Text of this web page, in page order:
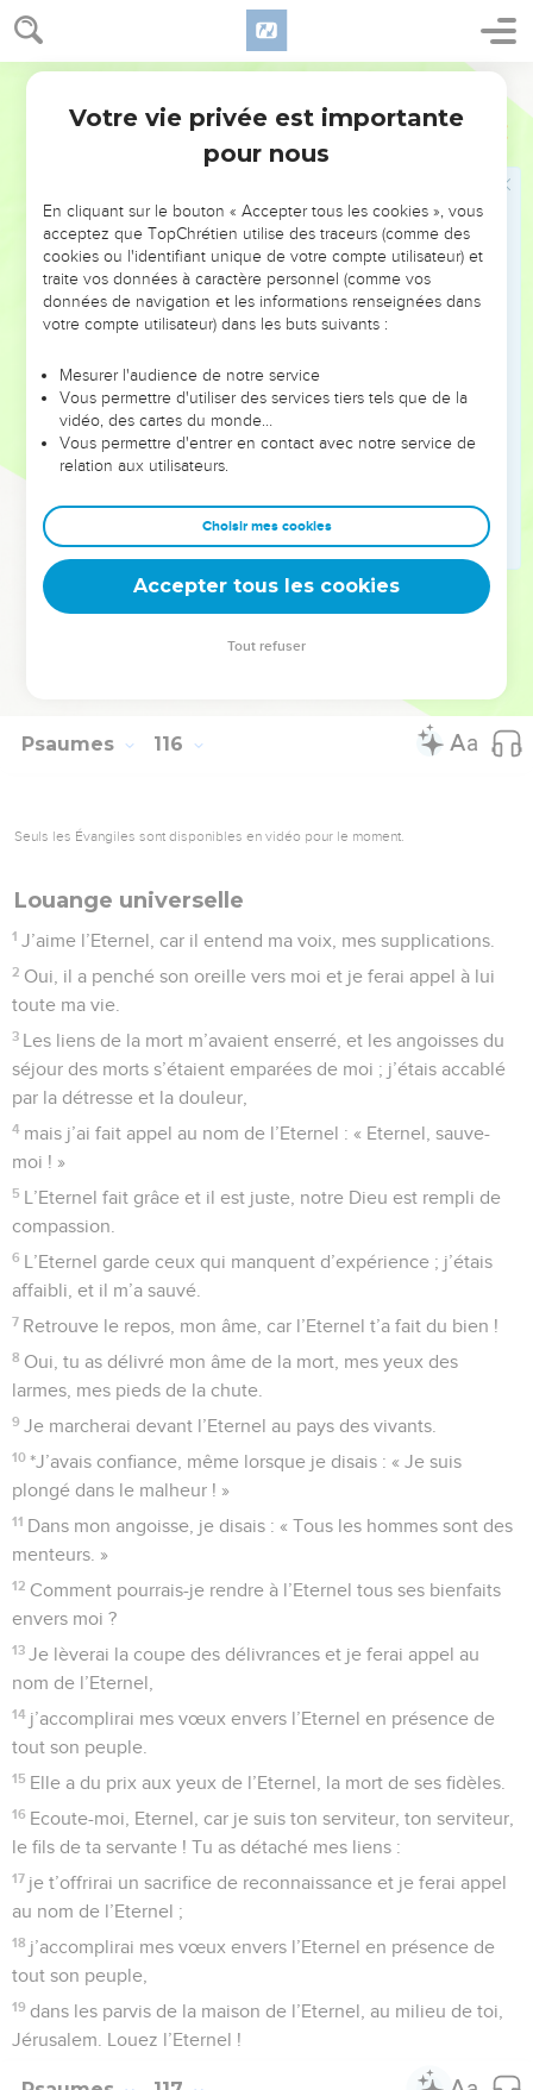
Psaumes 115
7 elles ont des mains mais ne touchent pas, des pieds mais
ne marchent pas ; leur gosier ne produit aucun son.
Ils leur ressemblent, ceux qui les fabriquent, tous ceux qui
Israël, confie-toi en l’Eternel ! Leur secours et leur bouclier,
c’est lui.
Famille d’Aaron, confie-toi en l’Eternel ! Leur secours et
leur bouclier, c’est lui.
Vous qui craignez l’Eternel, confiez-vous en l’Eternel ! Leur
secours et leur bouclier, c’est lui.
L’Eternel se souvient de nous : il bénira. Il bénira la
communauté d’Israël, il bénira la famille d’Aaron,
il bénira ceux qui craignent l’Eternel, petits et grands.
L’Eternel vous fera prospérer, vous et vos enfants.
Soyez bénis par l’Eternel, qui a fait le ciel et la terre !
Le ciel appartient à l’Eternel, mais il a donné la terre aux
hommes.
Ce ne sont pas les morts qui célèbrent l’Eternel, ce ne sont
Psaumes 116
Seuls les Évangiles sont disponibles en vidéo pour le moment.
Louange universelle
1 J’aime l’Eternel, car il entend ma voix, mes supplications.
2 Oui, il a penché son oreille vers moi et je ferai appel à lui
toute ma vie.
3 Les liens de la mort m’avaient enserré, et les angoisses du
séjour des morts s’étaient emparées de moi ; j’étais accablé
par la détresse et la douleur,
4 mais j’ai fait appel au nom de l’Eternel : « Eternel, sauve-
moi ! »
5 L’Eternel fait grâce et il est juste, notre Dieu est rempli de
compassion.
6 L’Eternel garde ceux qui manquent d’expérience ; j’étais
affaibli, et il m’a sauvé.
7 Retrouve le repos, mon âme, car l’Eternel t’a fait du bien !
8 Oui, tu as délivré mon âme de la mort, mes yeux des
larmes, mes pieds de la chute.
9 Je marcherai devant l’Eternel au pays des vivants.
10 *J’avais confiance, même lorsque je disais : « Je suis
plongé dans le malheur ! »
11 Dans mon angoisse, je disais : « Tous les hommes sont des
menteurs. »
12 Comment pourrais-je rendre à l’Eternel tous ses bienfaits
envers moi ?
13 Je lèverai la coupe des délivrances et je ferai appel au
nom de l’Eternel,
14 j’accomplirai mes vœux envers l’Eternel en présence de
tout son peuple.
15 Elle a du prix aux yeux de l’Eternel, la mort de ses fidèles.
16 Ecoute-moi, Eternel, car je suis ton serviteur, ton serviteur,
le fils de ta servante ! Tu as détaché mes liens :
17 je t’offrirai un sacrifice de reconnaissance et je ferai appel
au nom de l’Eternel ;
18 j’accomplirai mes vœux envers l’Eternel en présence de
tout son peuple,
19 dans les parvis de la maison de l’Eternel, au milieu de toi,
Jérusalem. Louez l’Eternel !
Votre vie privée est importante
pour nous
En cliquant sur le bouton « Accepter tous les cookies », vous
acceptez que TopChrétien utilise des traceurs (comme des
cookies ou l'identifiant unique de votre compte utilisateur) et
traite vos données à caractère personnel (comme vos
données de navigation et les informations renseignées dans
votre compte utilisateur) dans les buts suivants :
Mesurer l'audience de notre service
Vous permettre d'utiliser des services tiers tels que de la
vidéo, des cartes du monde…
Vous permettre d'entrer en contact avec notre service de
relation aux utilisateurs.
Choisir mes cookies
Accepter tous les cookies
Tout refuser